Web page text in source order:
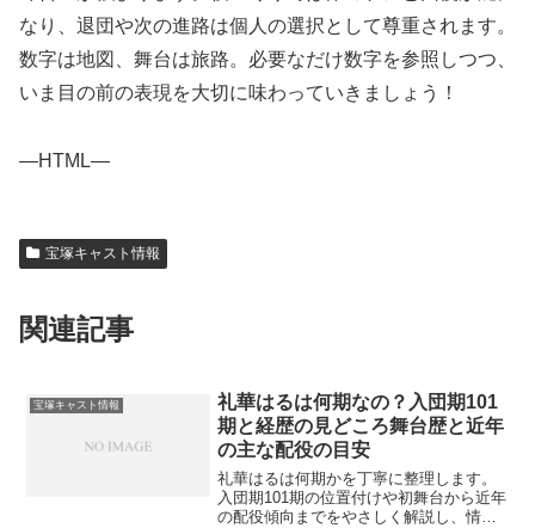
なり、退団や次の進路は個人の選択として尊重されます。
数字は地図、舞台は旅路。必要なだけ数字を参照しつつ、
いま目の前の表現を大切に味わっていきましょう！
—HTML—
宝塚キャスト情報
関連記事
宝塚キャスト情報
礼華はるは何期なの？入団期101
期と経歴の見どころ舞台歴と近年
の主な配役の目安
礼華はるは何期かを丁寧に整理します。
入団期101期の位置付けや初舞台から近年
の配役傾向までをやさしく解説し、情報